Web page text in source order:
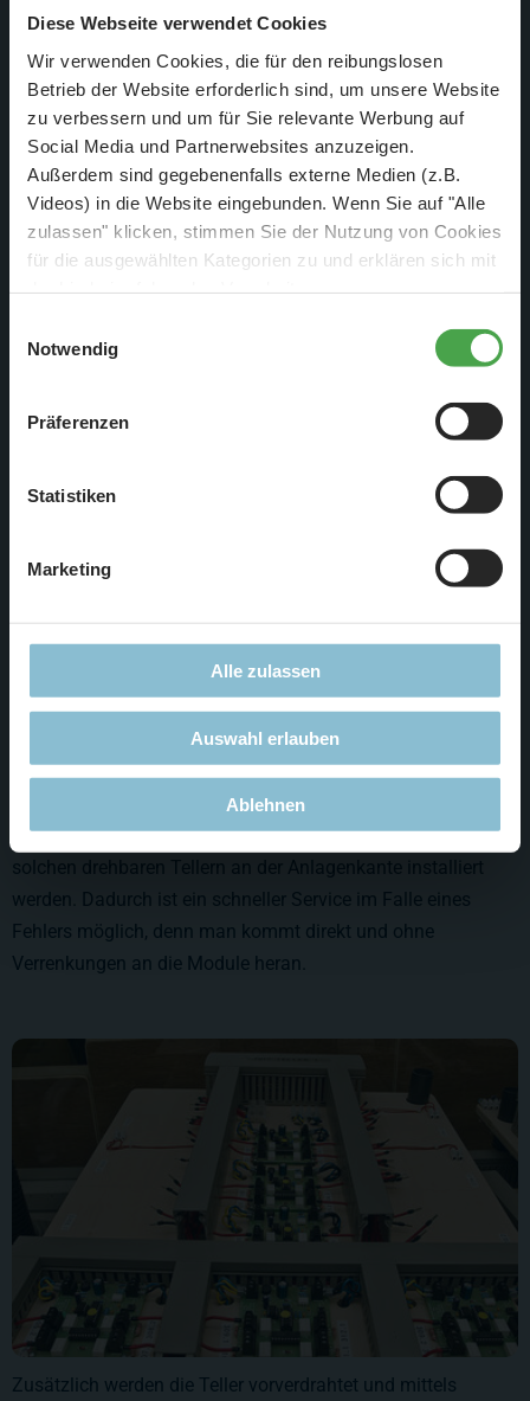
Diese Webseite verwendet Cookies
Wir verwenden Cookies, die für den reibungslosen
Betrieb der Website erforderlich sind, um unsere Website
zu verbessern und um für Sie relevante Werbung auf
Social Media und Partnerwebsites anzuzeigen.
Außerdem sind gegebenenfalls externe Medien (z.B.
Videos) in die Website eingebunden. Wenn Sie auf "Alle
zulassen" klicken, stimmen Sie der Nutzung von Cookies
für die ausgewählten Kategorien zu und erklären sich mit
diese Einstellungen jederzeit über die Schaltfläche
zustimmen, beschränken wir uns auf die technisch
notwendigen Cookies. Weitere Informationen finden Sie in
Notwendig
Präferenzen
Statistiken
Marketing
Alle zulassen
Auswahl erlauben
Ablehnen
Im Bereich der Bahntechnik wird derzeit alles für den
elektrischen Anschluss der Gleise im Italien-Abschnitt
vorbereitet. Als erstes benötigt man für den Betrieb der Loks
Spannung bzw. Strom. Dieser wird über so genannte Booster
zur Verfügung gestellt, die nicht nur die nötige
Betriebsspannung sondern auch die digitalen Steuersignale
Booster untergebracht und können im Fall eines Fehlers
Für die digitale Steuerung der Anlage benötigen wir
zusätzlich Schaltmodule und Rückmeldungen, die auf
solchen drehbaren Tellern an der Anlagenkante installiert
werden. Dadurch ist ein schneller Service im Falle eines
Fehlers möglich, denn man kommt direkt und ohne
Verrenkungen an die Module heran.
Zusätzlich werden die Teller vorverdrahtet und mittels